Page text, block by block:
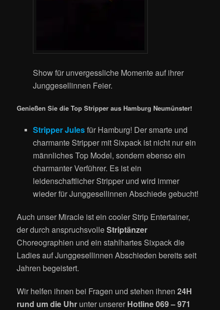
Show für unvergessliche Momente auf ihrer
Junggesellinnen Feier.
Genießen Sie die Top Stripper aus Hamburg Neumünster!
Stripper Julesfür Hamburg! Der smarte und
charmante Stripper mit Sixpack ist nicht nur ein
männliches Top Model, sondern ebenso ein
charmanter Verführer. Es ist ein
leidenschaftlicher Stripper und wird immer
wieder für Junggesellinnen Abschiede gebucht!
Auch unser Miracle ist ein cooler Strip Entertainer,
der durch anspruchsvolleStriptänzer
Choreographien und ein stahlhartes Sixpack die
Ladies auf Junggesellinnen Abschieden bereits seit
Jahren begeistert.
Wir helfen ihnen bei Fragen und stehen ihnen24H
rund um die Uhr unter unserer Hotline 069 – 971